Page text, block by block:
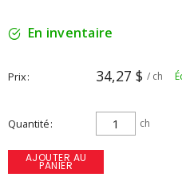
En inventaire
Prix 34,27 $ / ch
Quantité ch
AJOUTER AU
PANIER